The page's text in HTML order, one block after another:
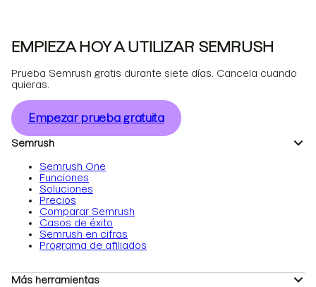
EMPIEZA HOY A UTILIZAR SEMRUSH
Prueba Semrush gratis durante siete días. Cancela cuando
quieras.
Empezar prueba gratuita
Semrush
Semrush One
Funciones
Soluciones
Precios
Comparar Semrush
Casos de éxito
Semrush en cifras
Programa de afiliados
Más herramientas